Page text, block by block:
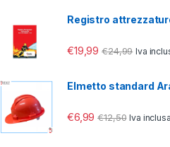
Registro
€19,99 €24,99 Iva
Elmetto standard
€6,99 €12,50 Iva inclusa